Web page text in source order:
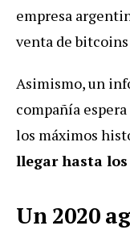
empresa
venta de
Asimismo, un
compañía
los máximos
llegar hasta los
Un 2020